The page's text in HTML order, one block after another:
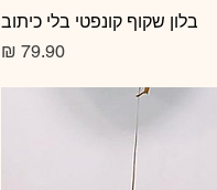
תצוגה מהירה
בלון שקוף קונפטי בלי כיתוב
מחיר‏79.90 ‏₪